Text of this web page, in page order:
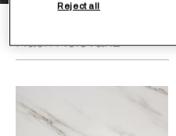
Die Auswahl der Option
Filtern nach:
Nach Relevanz
Reject all